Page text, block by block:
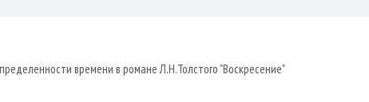
времени в романе Л.Н.Толстого "Воскресение"